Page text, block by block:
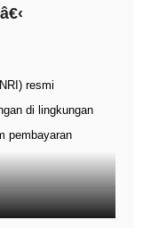
resmi
di lingkungan
pembayaran